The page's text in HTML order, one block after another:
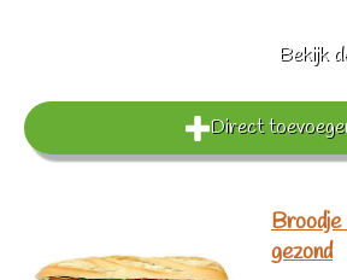
Bekijk
Direct
gezond